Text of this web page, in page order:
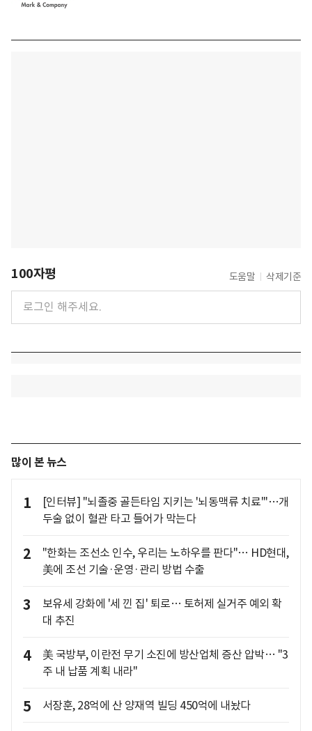
100자평 도움말 삭제기준
많이 본 뉴스
1
[인터뷰] "뇌졸중 골든타임 지키는 '뇌동맥류 치료'"…개
두술 없이 혈관 타고 들어가 막는다
2
"한화는 조선소 인수, 우리는 노하우를 판다"… HD현대,
美에 조선 기술·운영·관리 방법 수출
3
보유세 강화에 '세 낀 집' 퇴로… 토허제 실거주 예외 확
대 추진
4
美 국방부, 이란전 무기 소진에 방산업체 증산 압박… "3
주 내 납품 계획 내라"
5 서장훈, 28억에 산 양재역 빌딩 450억에 내놨다